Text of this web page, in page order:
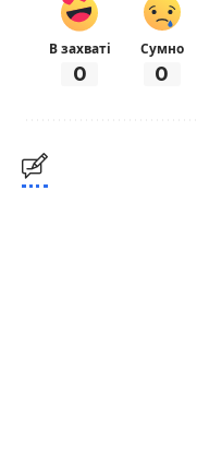
В захваті
0
Сумно
0